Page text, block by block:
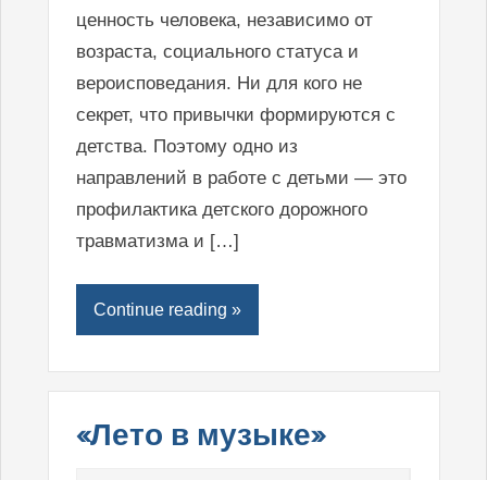
ценность человека, независимо от
возраста, социального статуса и
вероисповедания. Ни для кого не
секрет, что привычки формируются с
детства. Поэтому одно из
направлений в работе с детьми — это
профилактика детского дорожного
травматизма и […]
Continue reading »
«Лето в музыке»